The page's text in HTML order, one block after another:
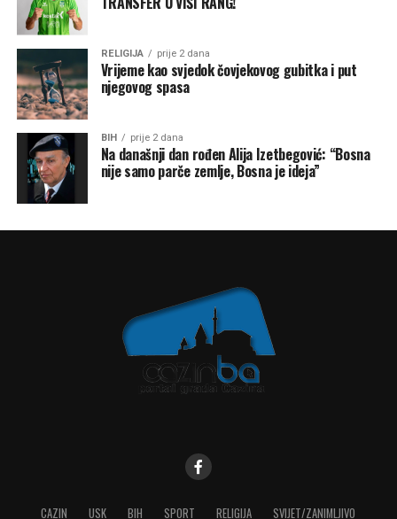
RELIGIJA prije 2 dana
Vrijeme kao svjedok čovjekovog gubitka i put
njegovog spasa
BIH prije 2 dana
Na današnji dan rođen Alija Izetbegović: “Bosna
nije samo parče zemlje, Bosna je ideja”
CAZIN USK BIH SPORT RELIGIJA SVIJET/ZANIMLJIVO